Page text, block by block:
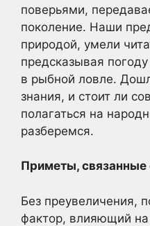
поверьями,
поколение. Наши
природой, умели
предсказывая
в рыбной ловле.
знания, и стоит ли
полагаться на
разберемся.
Приметы, связанные
Без преувеличения,
фактор, влияющий